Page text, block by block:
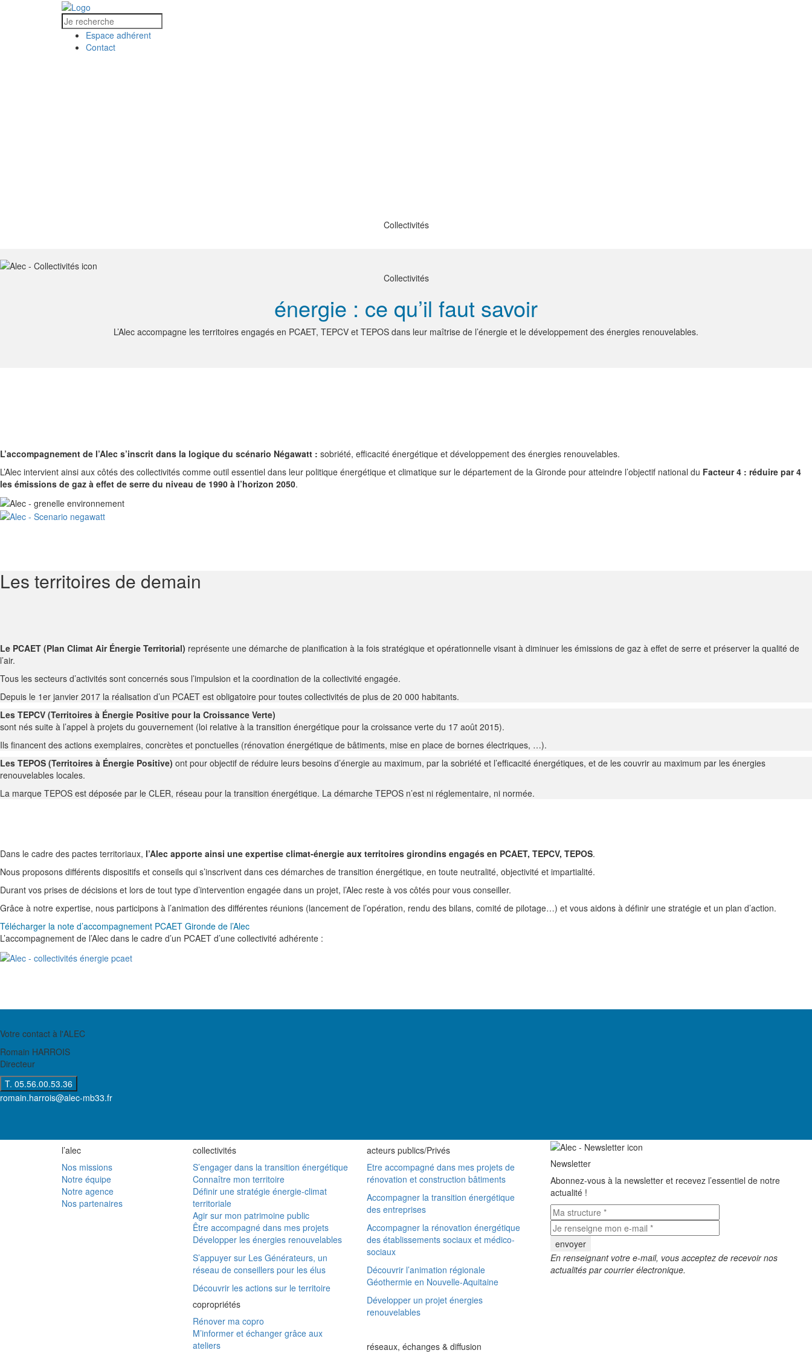
Espace adhérent
Contact
Collectivités
Collectivités
énergie : ce qu’il faut savoir
L’Alec accompagne les territoires engagés en PCAET, TEPCV et TEPOS dans leur maîtrise de l’énergie et le développement des énergies renouvelables.
L’accompagnement de l’Alec s’inscrit dans la logique du scénario Négawatt : sobriété, efficacité énergétique et développement des énergies renouvelables.
L’Alec intervient ainsi aux côtés des collectivités comme outil essentiel dans leur politique énergétique et climatique sur le département de la Gironde pour atteindre l’objectif national du Facteur 4 : réduire par 4
les émissions de gaz à effet de serre du niveau de 1990 à l’horizon 2050.
Les territoires de demain
Le PCAET (Plan Climat Air Énergie Territorial) représente une démarche de planification à la fois stratégique et opérationnelle visant à diminuer les émissions de gaz à effet de serre et préserver la qualité de
l’air.
Tous les secteurs d’activités sont concernés sous l’impulsion et la coordination de la collectivité engagée.
Depuis le 1er janvier 2017 la réalisation d’un PCAET est obligatoire pour toutes collectivités de plus de 20 000 habitants.
Les TEPCV (Territoires à Énergie Positive pour la Croissance Verte)
sont nés suite à l’appel à projets du gouvernement (loi relative à la transition énergétique pour la croissance verte du 17 août 2015).
Ils financent des actions exemplaires, concrètes et ponctuelles (rénovation énergétique de bâtiments, mise en place de bornes électriques, …).
Les TEPOS (Territoires à Énergie Positive) ont pour objectif de réduire leurs besoins d’énergie au maximum, par la sobriété et l’efficacité énergétiques, et de les couvrir au maximum par les énergies
renouvelables locales.
La marque TEPOS est déposée par le CLER, réseau pour la transition énergétique. La démarche TEPOS n’est ni réglementaire, ni normée.
Dans le cadre des pactes territoriaux, l’Alec apporte ainsi une expertise climat-énergie aux territoires girondins engagés en PCAET, TEPCV, TEPOS.
Nous proposons différents dispositifs et conseils qui s’inscrivent dans ces démarches de transition énergétique, en toute neutralité, objectivité et impartialité.
Durant vos prises de décisions et lors de tout type d’intervention engagée dans un projet, l’Alec reste à vos côtés pour vous conseiller.
Grâce à notre expertise, nous participons à l’animation des différentes réunions (lancement de l’opération, rendu des bilans, comité de pilotage…) et vous aidons à définir une stratégie et un plan d’action.
Télécharger la note d’accompagnement PCAET Gironde de l’Alec
L’accompagnement de l’Alec dans le cadre d’un PCAET d’une collectivité adhérente :
Votre contact à l'ALEC
Romain HARROIS
Directeur
T. 05.56.00.53.36
romain.harrois@alec-mb33.fr
l’alec
Nos missions
Notre équipe
Notre agence
Nos partenaires
collectivités
S’engager dans la transition énergétique
Connaître mon territoire
Définir une stratégie énergie-climat
territoriale
Agir sur mon patrimoine public
Être accompagné dans mes projets
Développer les énergies renouvelables
S’appuyer sur Les Générateurs, un
réseau de conseillers pour les élus
Découvrir les actions sur le territoire
copropriétés
Rénover ma copro
M’informer et échanger grâce aux
ateliers
acteurs publics/Privés
Etre accompagné dans mes projets de
rénovation et construction bâtiments
Accompagner la transition énergétique
des entreprises
Accompagner la rénovation énergétique
des établissements sociaux et médico-
sociaux
Découvrir l’animation régionale
Géothermie en Nouvelle-Aquitaine
Développer un projet énergies
renouvelables
réseaux, échanges & diffusion
Newsletter
Abonnez-vous à la newsletter et recevez l’essentiel de notre
actualité !
En renseignant votre e-mail, vous acceptez de recevoir nos
actualités par courrier électronique.